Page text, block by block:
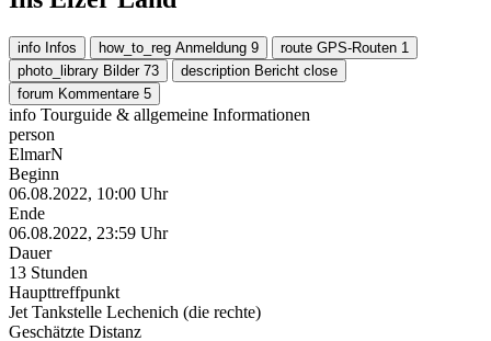
info Infos how_to_reg Anmeldung 9 route GPS-Routen 1
photo_library Bilder 73 description Bericht close
forum Kommentare 5
info Tourguide & allgemeine Informationen
person
ElmarN
Beginn
06.08.2022, 10:00 Uhr
Ende
06.08.2022, 23:59 Uhr
Dauer
13 Stunden
Haupttreffpunkt
Jet Tankstelle Lechenich (die rechte)
Geschätzte Distanz